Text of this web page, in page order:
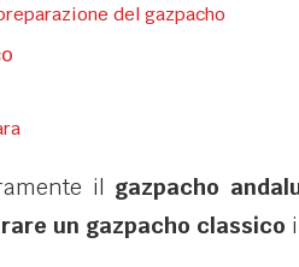
del gazpacho
il gazpacho
un gazpacho classico